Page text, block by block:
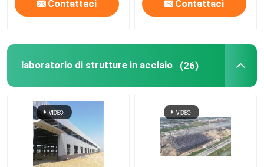
Casa
Prodotti
Circa noi
Contattaci Contattaci
laboratorio di strutture in acciaio (26)